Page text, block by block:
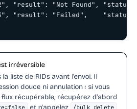
"result": "Not Found",
"result": "Failed",
irréversible
liste de RIDs avant l'envoi. Il
douce ni annulation : si vous
flux récupérable, récupérez d'abord
et n'appelez